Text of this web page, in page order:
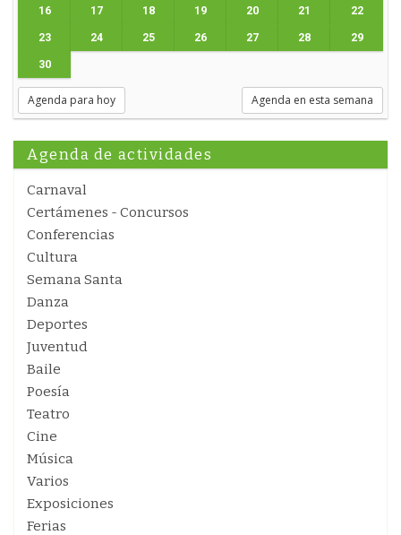
16 17 18 19 20 21 22
23 24 25 26 27 28 29
30
Agenda para hoy Agenda en esta semana
Agenda de actividades
Carnaval
Certámenes - Concursos
Conferencias
Cultura
Semana Santa
Danza
Deportes
Juventud
Baile
Poesía
Teatro
Cine
Música
Varios
Exposiciones
Ferias